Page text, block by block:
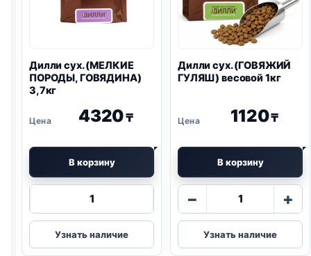
Дилли сух. (МЕЛКИЕ
ПОРОДЫ, ГОВЯДИНА)
3,7кг
4320₸
В корзину
Количество
Дилли
сух.
Узнать наличие
Дилли сух. (ГОВЯЖИЙ
ГУЛЯШ) весовой 1кг
1120₸
В корзину
−
Количество
Дилли
сух.
+
Узнать наличие